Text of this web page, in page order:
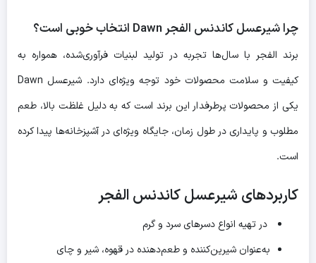
چرا شیرعسل کاندنس الفجر Dawn انتخاب خوبی است؟
برند الفجر با سال‌ها تجربه در تولید لبنیات فرآوری‌شده، همواره به
کیفیت و سلامت محصولات خود توجه ویژه‌ای دارد. شیرعسل Dawn
یکی از محصولات پرطرفدار این برند است که به دلیل غلظت بالا، طعم
مطلوب و پایداری در طول زمان، جایگاه ویژه‌ای در آشپزخانه‌ها پیدا کرده
است.
کاربردهای شیرعسل کاندنس الفجر
در تهیه انواع دسرهای سرد و گرم
به‌عنوان شیرین‌کننده و طعم‌دهنده در قهوه، شیر و چای